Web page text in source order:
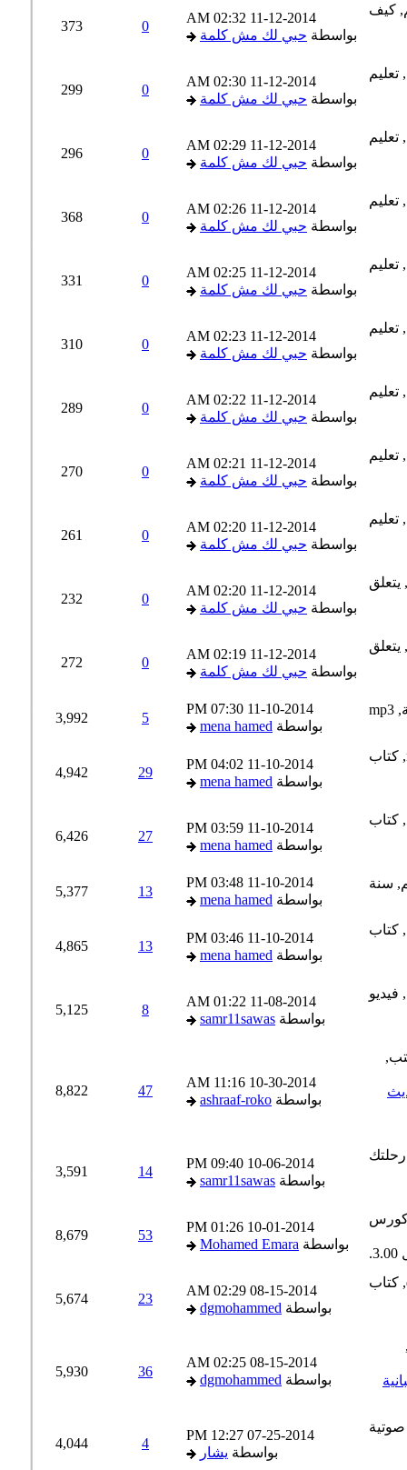
11-12-2014
02:32 AM
بواسطةحبي لك مش كلمة
373
11-12-2014
02:30 AM
بواسطةحبي لك مش كلمة
299
11-12-2014
02:29 AM
بواسطةحبي لك مش كلمة
296
11-12-2014
02:26 AM
بواسطةحبي لك مش كلمة
368
11-12-2014
02:25 AM
بواسطةحبي لك مش كلمة
331
11-12-2014
02:23 AM
بواسطةحبي لك مش كلمة
310
11-12-2014
02:22 AM
بواسطةحبي لك مش كلمة
289
11-12-2014
02:21 AM
بواسطةحبي لك مش كلمة
270
11-12-2014
02:20 AM
بواسطةحبي لك مش كلمة
261
11-12-2014
02:20 AM
بواسطةحبي لك مش كلمة
232
11-12-2014
02:19 AM
بواسطةحبي لك مش كلمة
272
11-10-2014
07:30 PM
بواسطةmena hamed
3,992
11-10-2014
04:02 PM
بواسطةmena hamed
29
4,942
11-10-2014
03:59 PM
بواسطةmena hamed
27
6,426
11-10-2014
03:48 PM
بواسطةmena hamed
13
5,377
11-10-2014
03:46 PM
بواسطةmena hamed
13
4,865
11-08-2014
01:22 AM
بواسطةsamr11sawas
5,125
10-30-2014
11:16 AM
بواسطةashraaf-roko
47
8,822
10-06-2014
09:40 PM
بواسطةsamr11sawas
14
3,591
10-01-2014
01:26 PM
بواسطةMohamed Emara
53
8,679
08-15-2014
02:29 AM
بواسطةdgmohammed
23
5,674
08-15-2014
02:25 AM
بواسطةdgmohammed
36
5,930
07-25-2014
12:27 PM
بواسطةيشار
4,044